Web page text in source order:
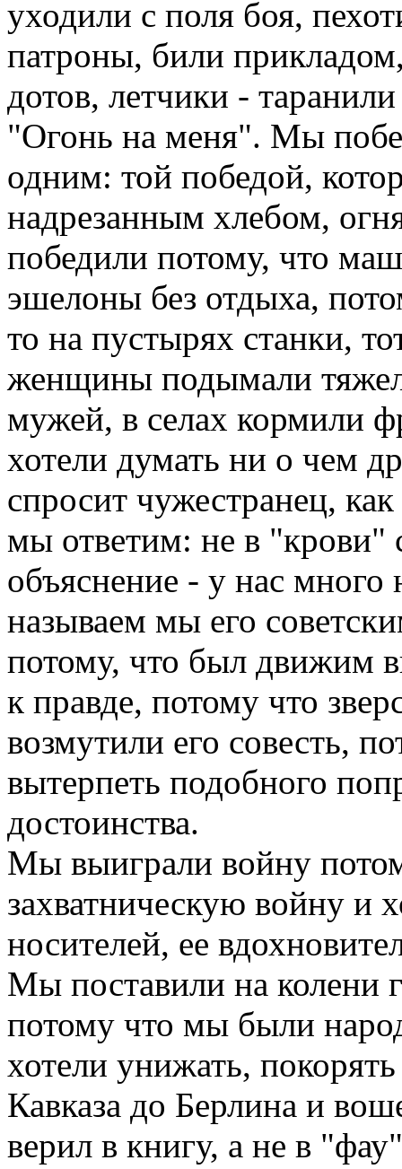
уходили с поля боя,
патроны, били
дотов, летчики -
"Огонь на меня". Мы
одним: той победой,
надрезанным хлебом,
победили потому, что
эшелоны без отдыха,
то на пустырях станки,
женщины подымали
мужей, в селах кормили
хотели думать ни о чем
спросит чужестранец,
мы ответим: не в "крови"
объяснение - у нас
называем мы его
потому, что был движим
к правде, потому что
возмутили его совесть,
вытерпеть подобного
достоинства.
Мы выиграли войну
захватническую войну и
носителей, ее
Мы поставили на колени
потому что мы были
хотели унижать,
Кавказа до Берлина и
верил в книгу, а не в